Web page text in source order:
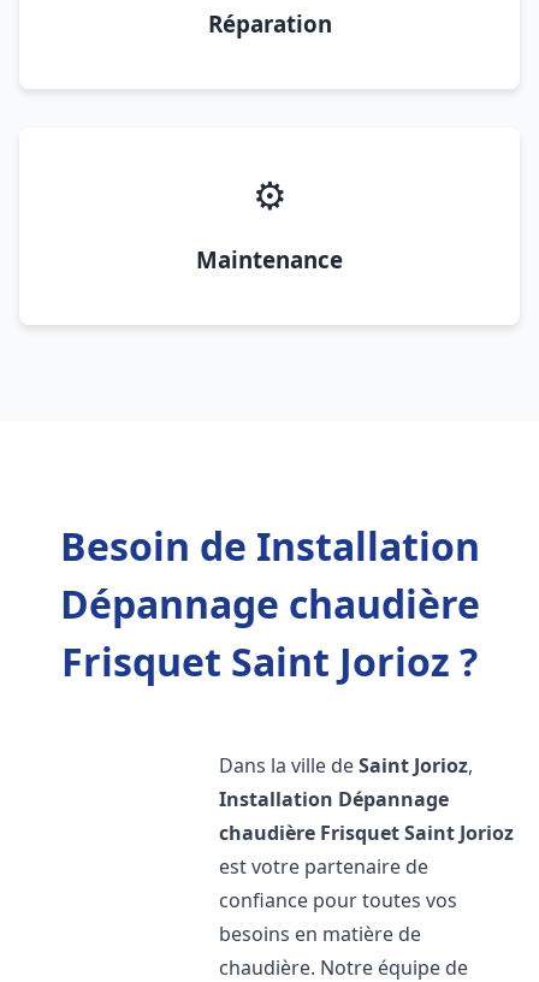
Réparation
⚙️
Maintenance
Besoin de Installation
Dépannage chaudière
Frisquet Saint Jorioz ?
Dans la ville deSaint Jorioz,
Installation Dépannage
chaudière FrisquetSaint Jorioz
est votre partenaire de
confiance pour toutes vos
besoins en matière de
chaudière. Notre équipe de